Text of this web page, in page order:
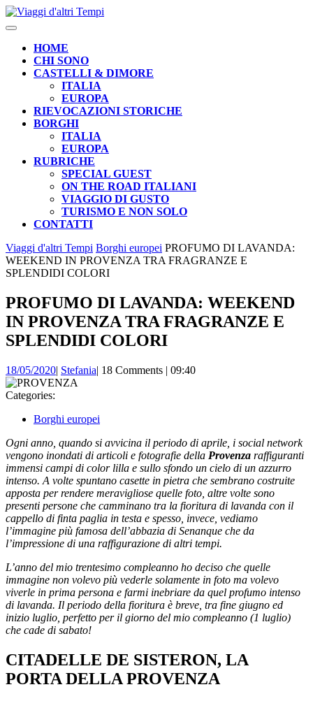
Skip
to
Open
ButtonHOME
CHI SONO
CASTELLI & DIMORE
ITALIA
EUROPA
RIEVOCAZIONI STORICHE
BORGHI
ITALIA
EUROPA
RUBRICHE
SPECIAL GUEST
ON THE ROAD ITALIANI
VIAGGIO DI GUSTO
TURISMO E NON SOLO
CONTATTI
CLOSE
BUTTON
Viaggi d'altri Tempi Borghi europei PROFUMO DI LAVANDA:
WEEKEND IN PROVENZA TRA FRAGRANZE E
SPLENDIDI COLORI
PROFUMO DI LAVANDA: WEEKEND
IN PROVENZA TRA FRAGRANZE E
SPLENDIDI COLORI
18/05/202018/05/2020
| StefaniaStefania
| 18 Comments | 09:40
Categories:
Borghi europei
Ogni anno, quando si avvicina il periodo di aprile, i social network
vengono inondati di articoli e fotografie della Provenza raffiguranti
immensi campi di color lilla e sullo sfondo un cielo di un azzurro
intenso. A volte spuntano casette in pietra che sembrano costruite
apposta per rendere meravigliose quelle foto, altre volte sono
presenti persone che camminano tra la fioritura di lavanda con il
cappello di finta paglia in testa e spesso, invece, vediamo
l’immagine più famosa dell’abbazia di Senanque che da
l’impressione di una raffigurazione di altri tempi.
L’anno del mio trentesimo compleanno ho deciso che quelle
immagine non volevo più vederle solamente in foto ma volevo
viverle in prima persona e farmi inebriare da quel profumo intenso
di lavanda. Il periodo della fioritura è breve, tra fine giugno ed
inizio luglio, perfetto per il giorno del mio compleanno (1 luglio)
che cade di sabato!
CITADELLE DE SISTERON, LA
PORTA DELLA PROVENZA